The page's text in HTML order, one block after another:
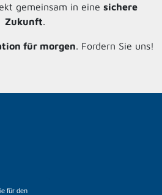
für den
gemeinsam in eine sichere
Zukunft.
für morgen. Fordern Sie uns!